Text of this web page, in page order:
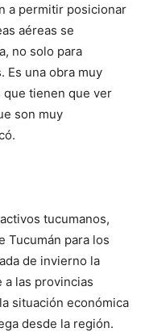
a permitir posicionar
aéreas se
no solo para
Es una obra muy
que tienen que ver
son muy
tucumanos,
Tucumán para los
de invierno la
a las provincias
situación económica
desde la región.